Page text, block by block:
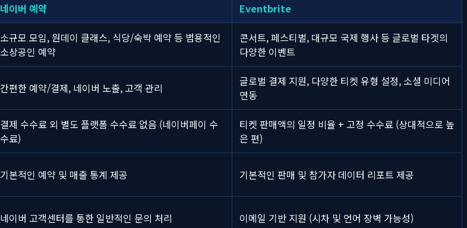
네이버 예약 Eventbrite
소규모 모임, 원데이 클래스, 식당/숙박 예약 등 범용적인
소상공인 예약
콘서트, 페스티벌, 대규모 국제 행사 등 글로벌 타겟의
다양한 이벤트
간편한 예약/결제, 네이버 노출, 고객 관리
글로벌 결제 지원, 다양한 티켓 유형 설정, 소셜 미디어
연동
결제 수수료 외 별도 플랫폼 수수료 없음 (네이버페이 수
수료)
티켓 판매액의 일정 비율 + 고정 수수료 (상대적으로 높
은 편)
기본적인 예약 및 매출 통계 제공 기본적인 판매 및 참가자 데이터 리포트 제공
네이버 고객센터를 통한 일반적인 문의 처리 이메일 기반 지원 (시차 및 언어 장벽 가능성)